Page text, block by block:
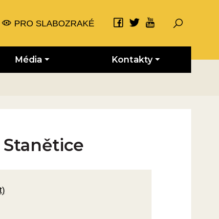
PRO SLABOZRAKÉ
Média Kontakty